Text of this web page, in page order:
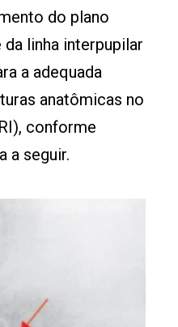
do plano
linha interpupilar
a adequada
anatômicas no
conforme
a seguir.